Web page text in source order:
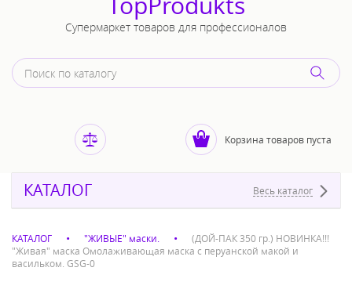
Супермаркет товаров для профессионалов
Корзина товаров пуста
КАТАЛОГ Весь каталог
КАТАЛОГ "ЖИВЫЕ" маски.
(ДОЙ-ПАК 350 гр.) НОВИНКА!!!
"Живая" маска Омолаживающая маска с перуанской макой и
васильком. GSG-0